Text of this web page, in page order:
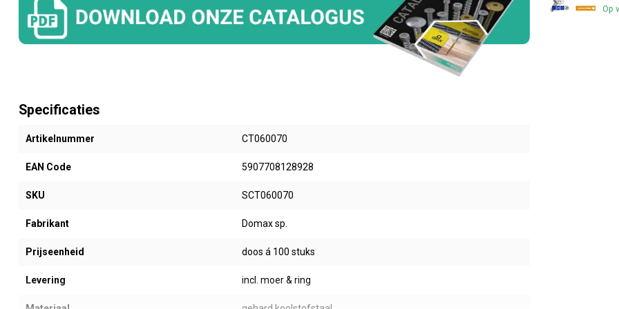
Specificaties
Artikelnummer CT060070
EAN Code 5907708128928
SKU SCT060070
Fabrikant Domax sp.
Prijseenheid doos á 100 stuks
Levering incl. moer & ring
Op